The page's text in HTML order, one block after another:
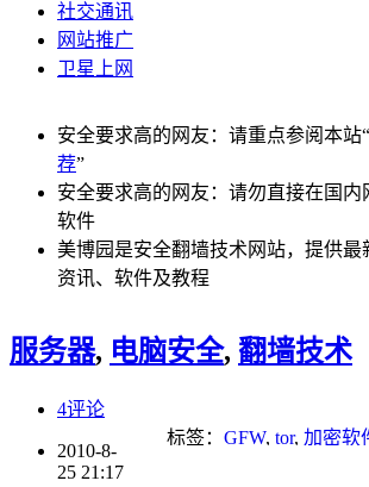
社交通讯
网站推广
卫星上网
安全要求高的网友：请重点参阅本站“
荐”
安全要求高的网友：请勿直接在国内
软件
美博园是安全翻墙技术网站，提供最
资讯、软件及教程
服务器, 电脑安全, 翻墙技术
4评论
标签： GFW, tor, 加密软
2010-8-
25 21:17